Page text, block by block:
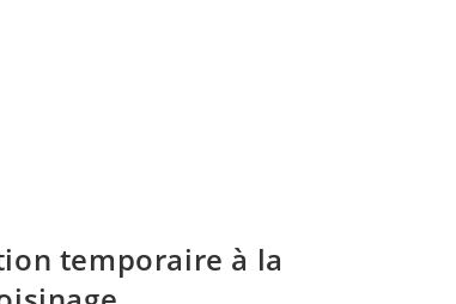
temporaire à la